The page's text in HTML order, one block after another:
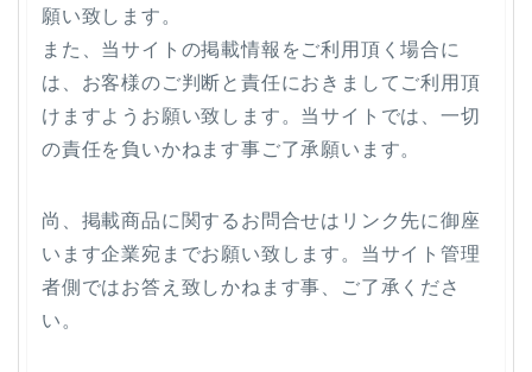
願い致します。
また、当サイトの掲載情報をご利用頂く場合に
は、お客様のご判断と責任におきましてご利用頂
けますようお願い致します。当サイトでは、一切
の責任を負いかねます事ご了承願います。
尚、掲載商品に関するお問合せはリンク先に御座
います企業宛までお願い致します。当サイト管理
者側ではお答え致しかねます事、ご了承くださ
い。